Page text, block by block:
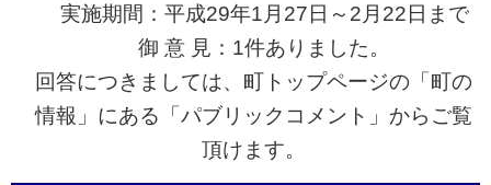
実施期間：平成29年1月27日～2月22日まで
御 意 見：1件ありました。
回答につきましては、町トップページの「町の
情報」にある「パブリックコメント」からご覧
頂けます。